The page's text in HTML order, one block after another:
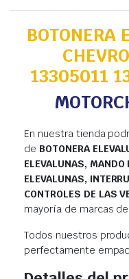
BOTONERA
13305011
En nuestra tienda
de BOTONERA
ELEVALUNAS, MANDO
ELEVALUNAS,
CONTROLES DE LAS
mayoría de marcas
Todos nuestros
perfectamente